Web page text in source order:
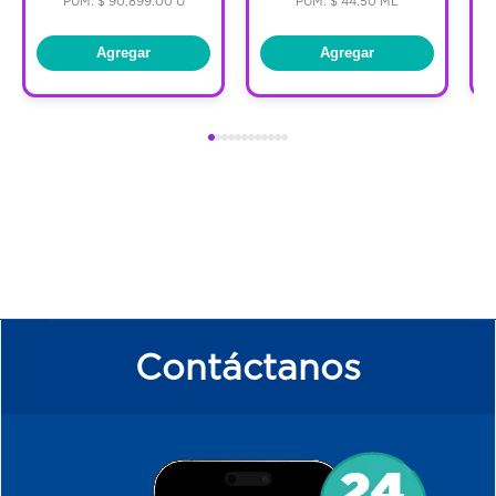
Agregar Agregar
Contáctanos